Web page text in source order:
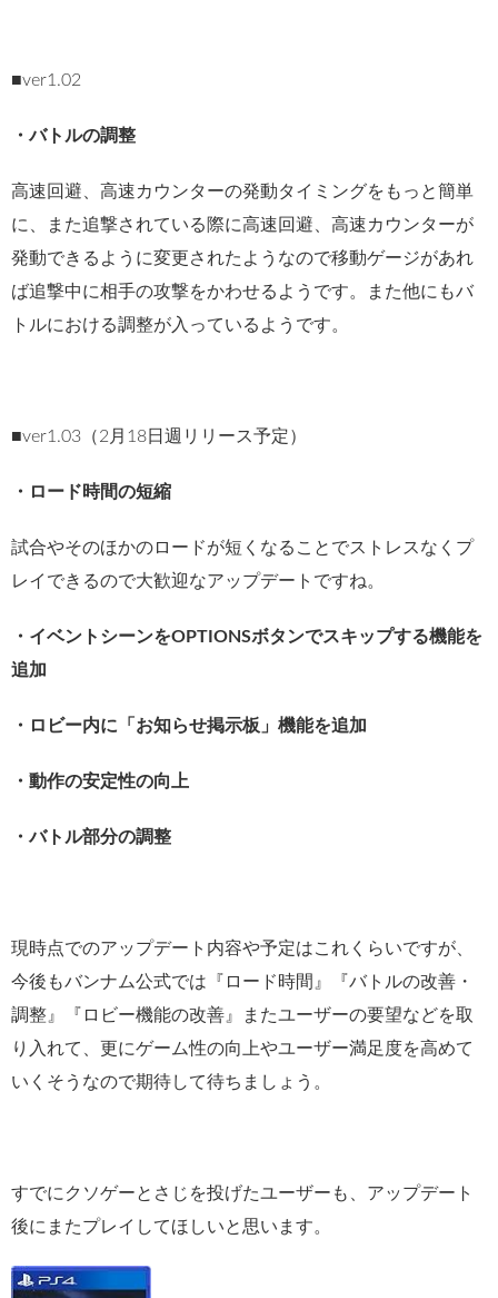
■ver1.02
・バトルの調整
高速回避、高速カウンターの発動タイミングをもっと簡単
に、また追撃されている際に高速回避、高速カウンターが
発動できるように変更されたようなので移動ゲージがあれ
ば追撃中に相手の攻撃をかわせるようです。また他にもバ
トルにおける調整が入っているようです。
■ver1.03（2月18日週リリース予定）
・ロード時間の短縮
試合やそのほかのロードが短くなることでストレスなくプ
レイできるので大歓迎なアップデートですね。
・イベントシーンをOPTIONSボタンでスキップする機能を
追加
・ロビー内に「お知らせ掲示板」機能を追加
・動作の安定性の向上
・バトル部分の調整
現時点でのアップデート内容や予定はこれくらいですが、
今後もバンナム公式では『ロード時間』『バトルの改善・
調整』『ロビー機能の改善』またユーザーの要望などを取
り入れて、更にゲーム性の向上やユーザー満足度を高めて
いくそうなので期待して待ちましょう。
すでにクソゲーとさじを投げたユーザーも、アップデート
後にまたプレイしてほしいと思います。